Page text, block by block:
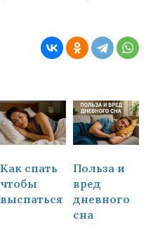
Как спать
чтобы
выспаться
Польза и
вред
дневного
сна